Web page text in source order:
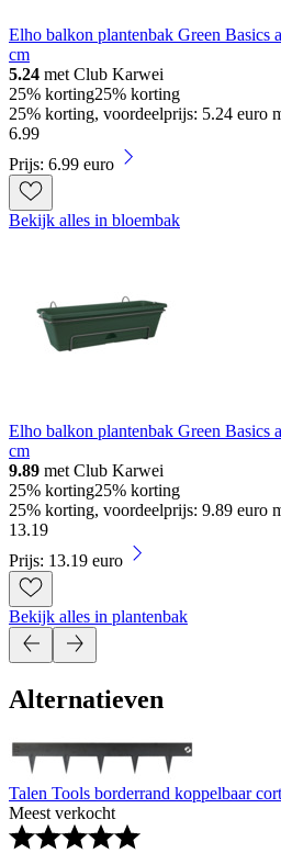
Elho balkon plantenbak Green Basics
cm
5.24 met Club Karwei
25% korting25% korting
25% korting, voordeelprijs: 5.24 euro
6.99
Prijs: 6.99 euro
Bekijk alles in bloembak
Elho balkon plantenbak Green Basics
cm
9.89 met Club Karwei
25% korting25% korting
25% korting, voordeelprijs: 9.89 euro
13.19
Prijs: 13.19 euro
Bekijk alles in plantenbak
Alternatieven
Talen Tools borderrand koppelbaar
Meest verkocht